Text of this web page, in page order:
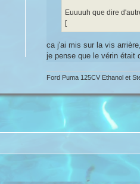
Euuuuh que dire
[
ca j'ai mis sur la vis
je pense que le vérin était
Ford Puma 125CV Ethanol et